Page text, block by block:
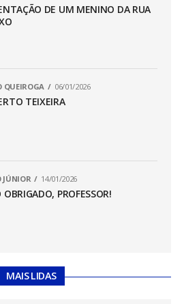
DE UM MENINO DA RUA
QUEIROGA 06/01/2026
TEIXEIRA
JÚNIOR 14/01/2026
PROFESSOR!
MAIS LIDAS